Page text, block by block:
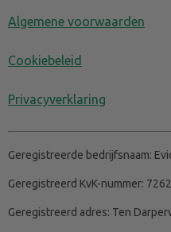
Algemene voorwaarden
Cookiebeleid
Privacyverklaring
Geregistreerde bedrijfsnaam:
Geregistreerd KvK-nummer:
Geregistreerd adres: Ten